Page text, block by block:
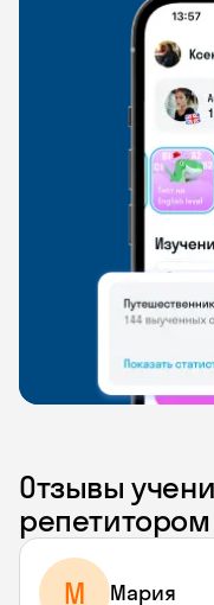
Отзывы
репетитором
М Мария